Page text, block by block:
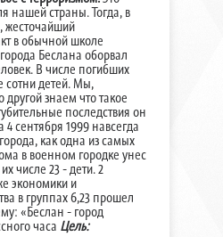
нашей страны. Тогда, в
жесточайший
в обычной школе
Беслана оборвал
В числе погибших
сотни детей. Мы,
знаем что такое
последствия он
4 сентября 1999 навсегда
как одна из самых
в военном городке унес
числе 23 - дети. 2
экономики и
в группах 6,23 прошел
«Беслан - город
часа Цель: